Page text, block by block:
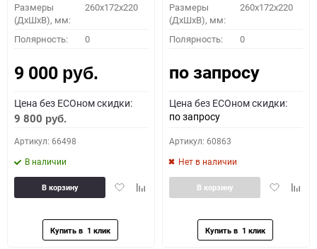
Размеры
(ДхШхВ), мм:
260x172x220
Полярность: 0
9 000 руб.
Цена без ECOном скидки:
9 800 руб.
Артикул: 66498
В наличии
ДобавитьДобавить
В корзину
Размеры
(ДхШхВ), мм:
260x172x220
Полярность: 0
по запросу
Цена без ECOном скидки:
по запросу
Артикул: 60863
Нет в наличии
Добавить
В корзину